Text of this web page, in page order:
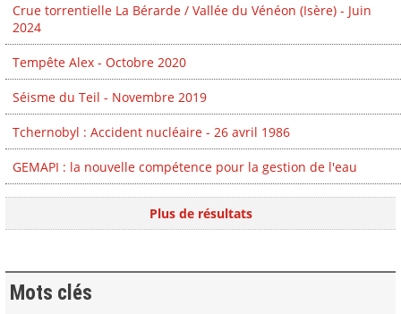
Crue torrentielle La Bérarde / Vallée du Vénéon (Isère) - Juin
2024
Tempête Alex - Octobre 2020
Séisme du Teil - Novembre 2019
Tchernobyl : Accident nucléaire - 26 avril 1986
GEMAPI : la nouvelle compétence pour la gestion de l'eau
Plus de résultats
Mots clés